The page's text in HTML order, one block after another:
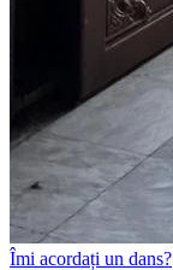
Îmi acordați un dans?